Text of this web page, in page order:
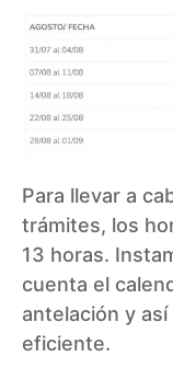
Para llevar a
trámites, los
13 horas.
cuenta el
antelación y
eficiente.